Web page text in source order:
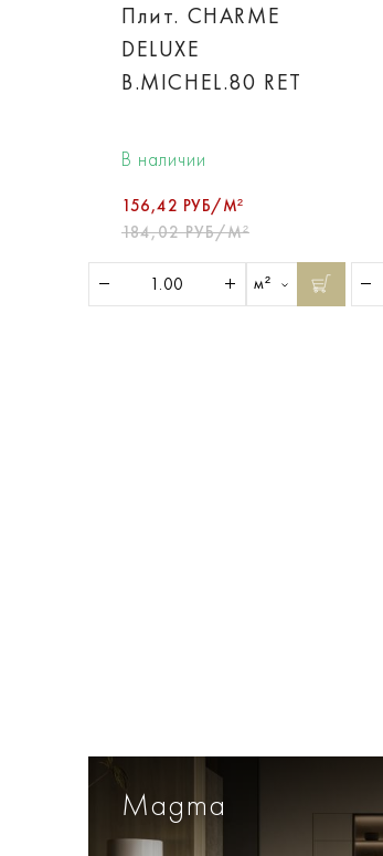
Плит. CHARME
DELUXE
B.MICHEL.80 RET
В наличии
156,42 РУБ/М²
184,02 РУБ/М²
м²
Magma